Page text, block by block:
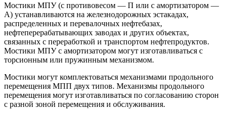
Мостики МПУ (с противовесом — П или с амортизатором —
А) устанавливаются на железнодорожных эстакадах,
распределенных и перевалочных нефтебазах,
нефтеперерабатывающих заводах и других объектах,
связанных с переработкой и транспортом нефтепродуктов.
Мостики МПУ с амортизатором могут изготавливаться с
торсионным или пружинным механизмом.
Мостики могут комплектоваться механизмами продольного
перемещения МПП двух типов. Механизмы продольного
перемещения могут изготавливаться по согласованию сторон
с разной зоной перемещения и обслуживания.